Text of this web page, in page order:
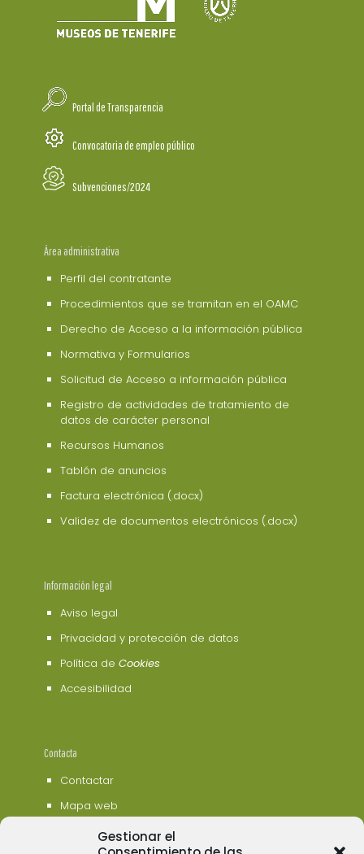
Gestionar el
Portal de Transparencia
Convocatoria de empleo público
Subvenciones/2024
Área administrativa
Perfil del contratante
Procedimientos que se tramitan en el OAMC
Derecho de Acceso a la información pública
Normativa y Formularios
Solicitud de Acceso a información pública
Registro de actividades de tratamiento de
datos de carácter personal
Recursos Humanos
Tablón de anuncios
Factura electrónica (.docx)
Validez de documentos electrónicos (.docx)
Información legal
Aviso legal
Privacidad y protección de datos
Política de Cookies
Accesibilidad
Contacta
Contactar
Mapa web